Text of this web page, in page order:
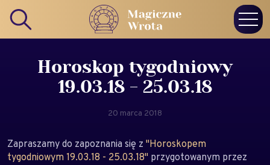
Horoskop tygodniowy
19.03.18 - 25.03.18
20 marca 2018
Zapraszamy do zapoznania się z "Horoskopem
tygodniowym 19.03.18 - 25.03.18" przygotowanym przez